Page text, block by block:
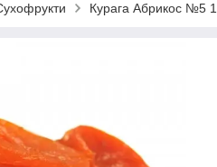
Курага Абрикос №5